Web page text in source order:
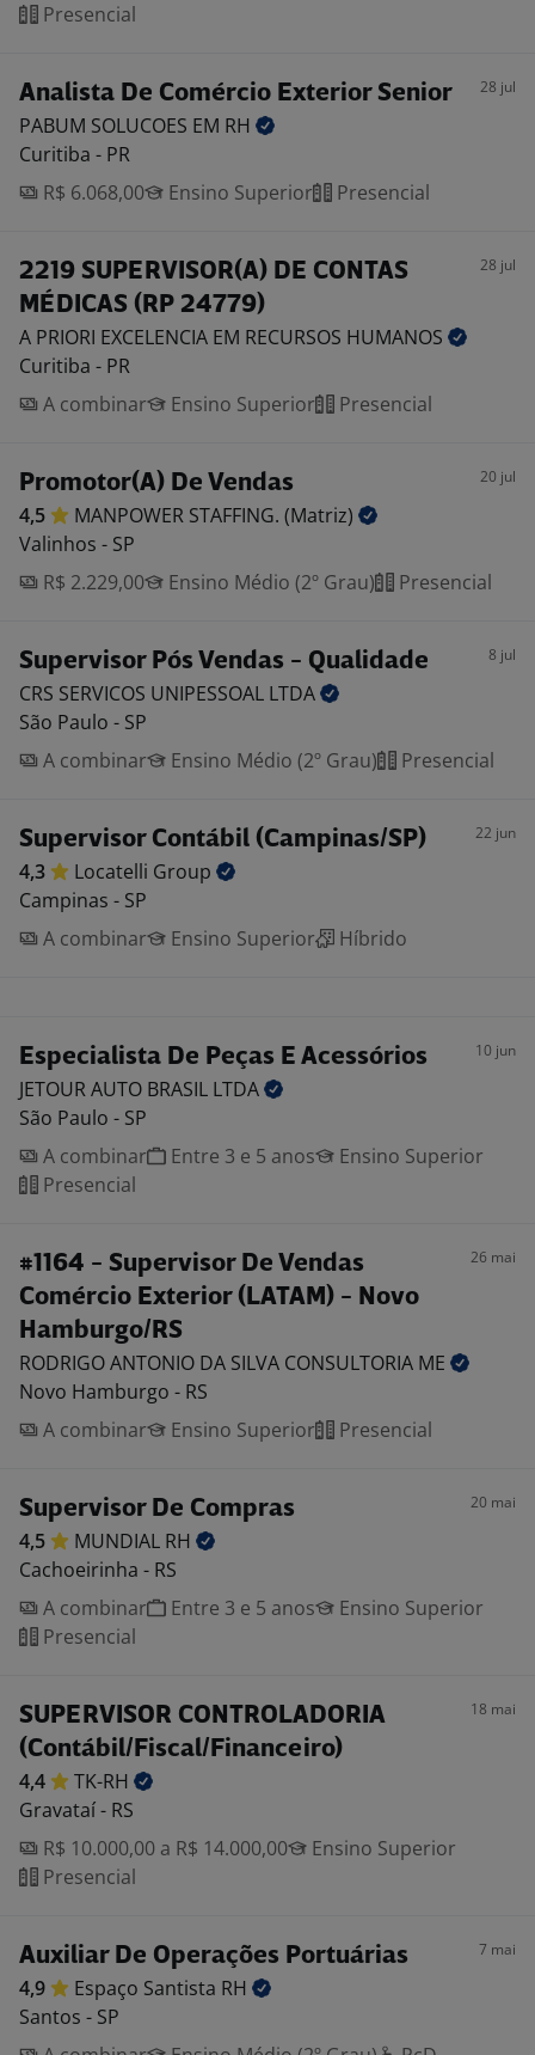
Presencial
Analista De Comércio Exterior Senior 28 jul
PABUM SOLUCOES EM RH
Curitiba - PR
R$ 6.068,00
Ensino Superior Presencial
2219 SUPERVISOR(A) DE CONTAS
MÉDICAS (RP 24779)
28 jul
A PRIORI EXCELENCIA EM RECURSOS HUMANOS
Curitiba - PR
A combinar
Ensino Superior Presencial
Promotor(A) De Vendas 20 jul
4,5 MANPOWER STAFFING. (Matriz)
Valinhos - SP
R$ 2.229,00
Ensino Médio (2º Grau) Presencial
Supervisor Pós Vendas - Qualidade 8 jul
CRS SERVICOS UNIPESSOAL LTDA
São Paulo - SP
A combinar
Ensino Médio (2º Grau) Presencial
Supervisor Contábil (Campinas/SP) 22 jun
4,3 Locatelli Group
Campinas - SP
A combinar
Ensino Superior Híbrido
Especialista De Peças E Acessórios 10 jun
JETOUR AUTO BRASIL LTDA
São Paulo - SP
A combinar
Entre 3 e 5 anos
Ensino Superior
Presencial
#1164 - Supervisor De Vendas
Comércio Exterior (LATAM) - Novo
Hamburgo/RS
26 mai
RODRIGO ANTONIO DA SILVA CONSULTORIA ME
Novo Hamburgo - RS
A combinar
Ensino Superior Presencial
Supervisor De Compras 20 mai
4,5 MUNDIAL RH
Cachoeirinha - RS
A combinar
Entre 3 e 5 anos
Ensino Superior
Presencial
SUPERVISOR CONTROLADORIA
(Contábil/Fiscal/Financeiro)
18 mai
4,4
TK-RH
Gravataí - RS
R$ 10.000,00 a R$ 14.000,00
Ensino Superior
Presencial
Auxiliar De Operações Portuárias 7 mai
4,9 Espaço Santista RH
Santos - SP